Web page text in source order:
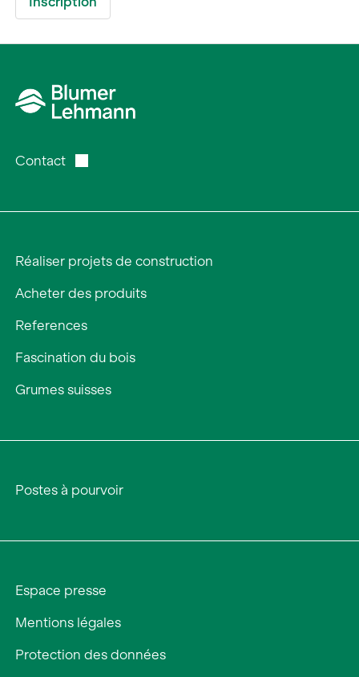
Contact
Réaliser projets de construction
Acheter des produits
References
Fascination du bois
Grumes suisses
Postes à pourvoir
Espace presse
Mentions légales
Protection des données